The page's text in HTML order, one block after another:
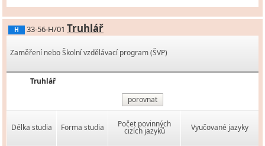
H 33-56-H/01 Truhlář
Zaměření nebo Školní vzdělávací program (ŠVP)
Truhlář
porovnat
Délka studia Forma studia Počet povinných
cizích jazyků Vyučované jazyky